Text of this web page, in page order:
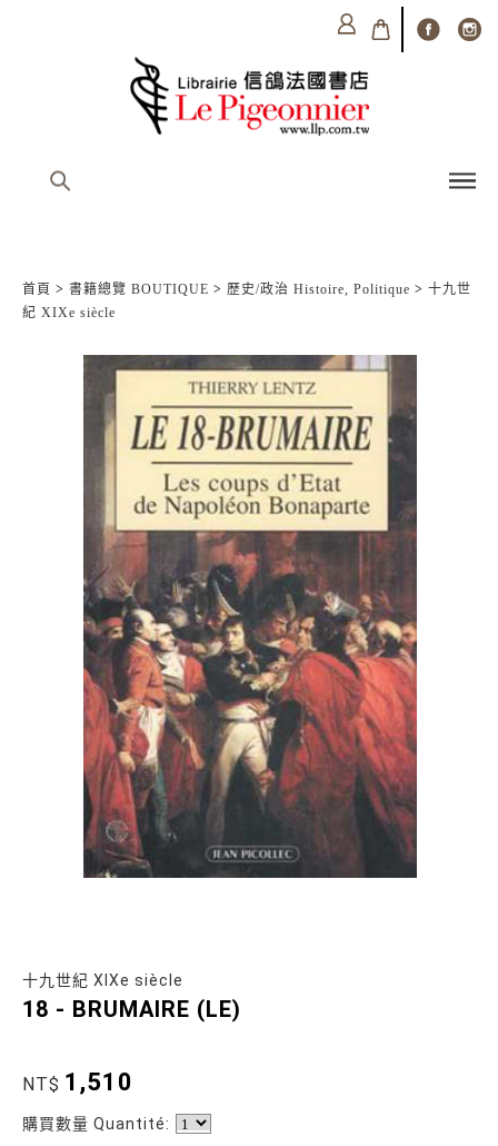
首頁 > 書籍總覽 BOUTIQUE > 歷史/政治 Histoire, Politique > 十九世
紀 XIXe siècle
十九世紀 XIXe siècle
18 - BRUMAIRE (LE)
NT$ 1,510
購買數量 Quantité: